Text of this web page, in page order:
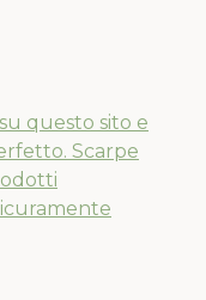
questo sito e
Scarpe
70%